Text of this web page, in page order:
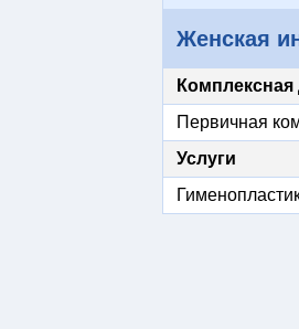
Женская
Комплексная
Первичная
Услуги